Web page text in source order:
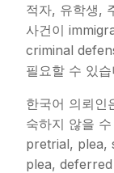
적자, 유학생,
사건이
criminal
필요할 수 있습
한국어 의뢰인
숙하지 않을
pretrial, plea,
plea,